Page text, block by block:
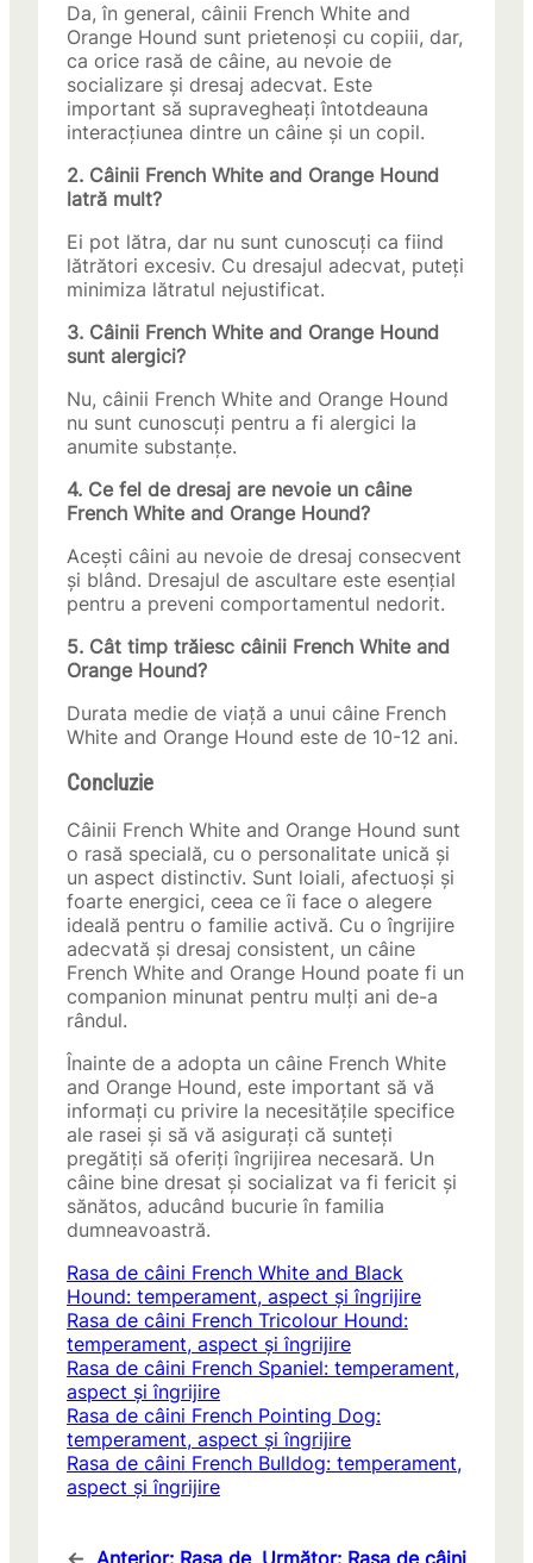
Da, în general, câinii French White and
Orange Hound sunt prietenoși cu copiii, dar,
ca orice rasă de câine, au nevoie de
socializare și dresaj adecvat. Este
important să supravegheați întotdeauna
interacțiunea dintre un câine și un copil.
2. Câinii French White and Orange Hound
latră mult?
Ei pot lătra, dar nu sunt cunoscuți ca fiind
lătrători excesiv. Cu dresajul adecvat, puteți
minimiza lătratul nejustificat.
3. Câinii French White and Orange Hound
sunt alergici?
Nu, câinii French White and Orange Hound
nu sunt cunoscuți pentru a fi alergici la
anumite substanțe.
4. Ce fel de dresaj are nevoie un câine
French White and Orange Hound?
Acești câini au nevoie de dresaj consecvent
și blând. Dresajul de ascultare este esențial
pentru a preveni comportamentul nedorit.
5. Cât timp trăiesc câinii French White and
Orange Hound?
Durata medie de viață a unui câine French
White and Orange Hound este de 10-12 ani.
Concluzie
Câinii French White and Orange Hound sunt
o rasă specială, cu o personalitate unică și
un aspect distinctiv. Sunt loiali, afectuoși și
foarte energici, ceea ce îi face o alegere
ideală pentru o familie activă. Cu o îngrijire
adecvată și dresaj consistent, un câine
French White and Orange Hound poate fi un
companion minunat pentru mulți ani de-a
rândul.
Înainte de a adopta un câine French White
and Orange Hound, este important să vă
informați cu privire la necesitățile specifice
ale rasei și să vă asigurați că sunteți
pregătiți să oferiți îngrijirea necesară. Un
câine bine dresat și socializat va fi fericit și
sănătos, aducând bucurie în familia
dumneavoastră.
Rasa de câini French White and Black
Hound: temperament, aspect și îngrijire
Rasa de câini French Tricolour Hound:
temperament, aspect și îngrijire
Rasa de câini French Spaniel: temperament,
aspect și îngrijire
Rasa de câini French Pointing Dog:
temperament, aspect și îngrijire
Rasa de câini French Bulldog: temperament,
aspect și îngrijire